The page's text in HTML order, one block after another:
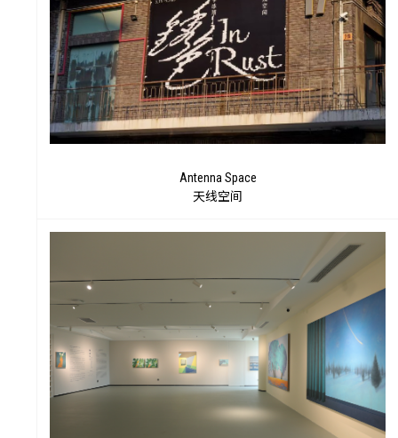
Antenna Space
天线空间